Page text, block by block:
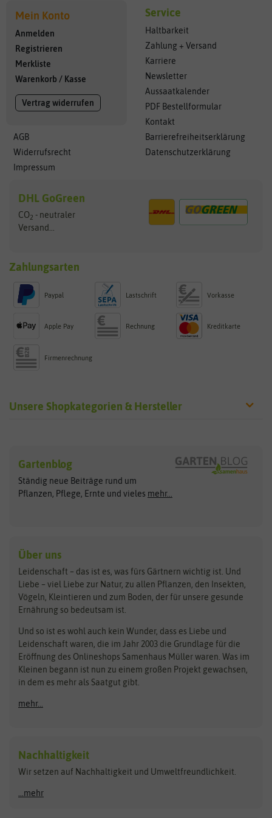
Mein Konto
Anmelden
Registrieren
Merkliste
Warenkorb / Kasse
Vertrag widerrufen
AGB
Widerrufsrecht
Impressum
Service
Haltbarkeit
Zahlung + Versand
Karriere
Newsletter
Aussaatkalender
PDF Bestellformular
Kontakt
Barrierefreiheitserklärung
Datenschutzerklärung
DHL GoGreen
CO2 - neutraler
Versand...
Zahlungsarten
Paypal Lastschrift Vorkasse
Apple Pay Rechnung Kreditkarte
Firmenrechnung
Unsere Shopkategorien & Hersteller
Exotische Samen
Gemüsesamen
Gründünger
Kräutersamen
Obstsamen
Pilzbrut
Rasensamen
Steckzwiebeln
Zimmer & Kübelpflanzen
Kataloge
Schnäppchen
Anzucht & Gartenzubehör
Anzuchtschalen
Heizmatte & Heizkabel
Kokos-Quelltabletten
Zimmergewächshaus
Arche Noah
ASB Greenworld
Benary
Bingenheimer Saatgut
Bionana
BIOWOL
Blumicorn
Bûten Birds
Carl Pabst
Clever Pots
COMPO
Dürr-Samen
Feldsaaten Freudenberger
Fertil
Flora Elite
Florissa
Flortis
Hortitops
Gartenblog
Ständig neue Beiträge rund um
Pflanzen, Pflege, Ernte und vieles mehr...
Über uns
Leidenschaft – das ist es, was fürs Gärtnern wichtig ist. Und
Liebe – viel Liebe zur Natur, zu allen Pflanzen, den Insekten,
Vögeln, Kleintieren und zum Boden, der für unsere gesunde
Ernährung so bedeutsam ist.
Und so ist es wohl auch kein Wunder, dass es Liebe und
Leidenschaft waren, die im Jahr 2003 die Grundlage für die
Eröffnung des Onlineshops Samenhaus Müller waren. Was im
Kleinen begann ist nun zu einem großen Projekt gewachsen,
in dem es mehr als Saatgut gibt.
mehr...
Nachhaltigkeit
Wir setzen auf Nachhaltigkeit und Umweltfreundlichkeit.
...mehr